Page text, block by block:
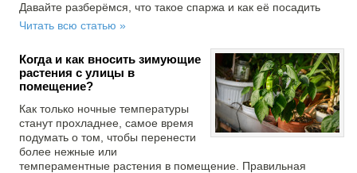
Давайте разберёмся, что такое спаржа и как её посадить
Читать всю статью »
Когда и как вносить зимующие
растения с улицы в
помещение?
Как только ночные температуры
станут прохладнее, самое время
подумать о том, чтобы перенести
более нежные или
темпераментные растения в помещение. Правильная